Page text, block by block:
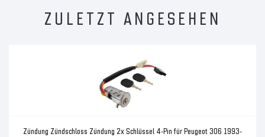
ZULETZT ANGESEHEN
Zündung Zündschloss Zündung 2x Schlüssel 4-Pin für Peugeot 306 1993-